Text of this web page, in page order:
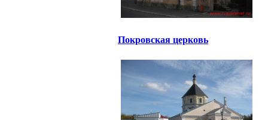
Покровская церковь